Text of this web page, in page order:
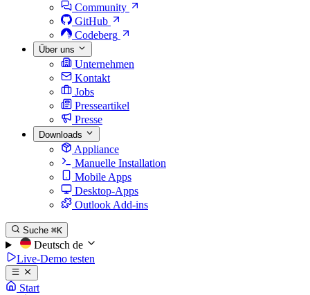
Community
GitHub
Codeberg
Über uns
Unternehmen
Kontakt
Jobs
Presseartikel
Presse
Downloads
Appliance
Manuelle Installation
Mobile Apps
Desktop-Apps
Outlook Add-ins
Suche ⌘K
Deutsch de
Live-Demo testen
Start